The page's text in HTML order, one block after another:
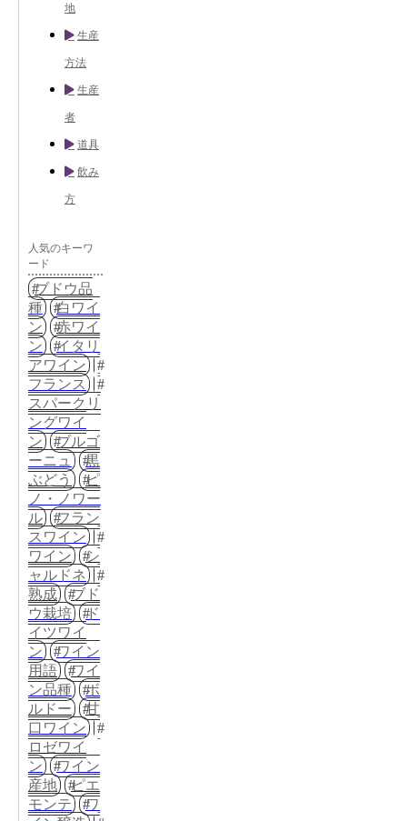
地
生産
方法
生産
者
道具
飲み
方
人気のキーワ
ード
ブドウ品
種
白ワイ
ン
赤ワイ
ン
イタリ
アワイン
フランス
スパークリ
ングワイ
ン
ブルゴ
ーニュ
黒
ぶどう
ピ
ノ・ノワー
ル
フラン
スワイン
ワイン
シ
ャルドネ
熟成
ブド
ウ栽培
ド
イツワイ
ン
ワイン
用語
ワイ
ン品種
ボ
ルドー
甘
口ワイン
ロゼワイ
ン
ワイン
産地
ピエ
モンテ
ワ